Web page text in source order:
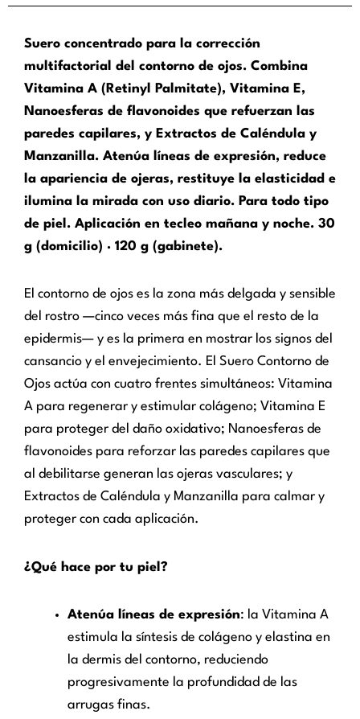
Suero concentrado para la corrección
multifactorial del contorno de ojos. Combina
Vitamina A (Retinyl Palmitate), Vitamina E,
Nanoesferas de flavonoides que refuerzan las
paredes capilares, y Extractos de Caléndula y
Manzanilla. Atenúa líneas de expresión, reduce
la apariencia de ojeras, restituye la elasticidad e
ilumina la mirada con uso diario. Para todo tipo
de piel. Aplicación en tecleo mañana y noche. 30
g (domicilio) · 120 g (gabinete).
El contorno de ojos es la zona más delgada y sensible
del rostro —cinco veces más fina que el resto de la
epidermis— y es la primera en mostrar los signos del
cansancio y el envejecimiento. El Suero Contorno de
Ojos actúa con cuatro frentes simultáneos: Vitamina
A para regenerar y estimular colágeno; Vitamina E
para proteger del daño oxidativo; Nanoesferas de
flavonoides para reforzar las paredes capilares que
al debilitarse generan las ojeras vasculares; y
Extractos de Caléndula y Manzanilla para calmar y
proteger con cada aplicación.
¿Qué hace por tu piel?
Atenúa líneas de expresión: la Vitamina A
estimula la síntesis de colágeno y elastina en
la dermis del contorno, reduciendo
progresivamente la profundidad de las
arrugas finas.